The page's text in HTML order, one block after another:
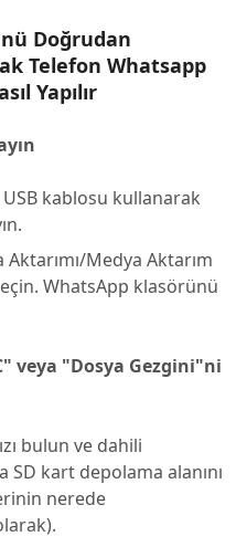
Doğrudan
Telefon Whatsapp
Yapılır
USB kablosu kullanarak
Medya Aktarım
WhatsApp klasörünü
veya "Dosya Gezgini"ni
bulun ve dahili
SD kart depolama alanını
nerede